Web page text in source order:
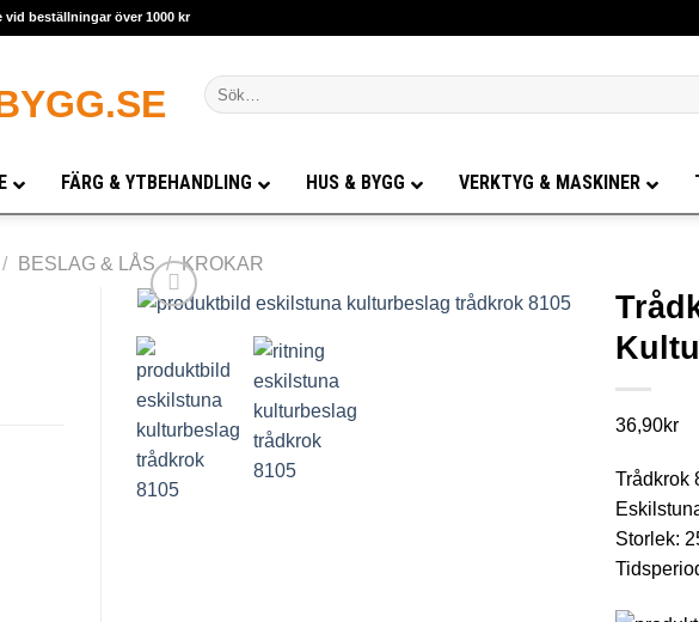
vid beställningar över 1000 kr
Sök
efter:
FÄRG & YTBEHANDLING HUS & BYGG VERKTYG & MASKINER
/ BESLAG & LÅS / KROKAR
36,90kr
Trådkrok
Storlek: